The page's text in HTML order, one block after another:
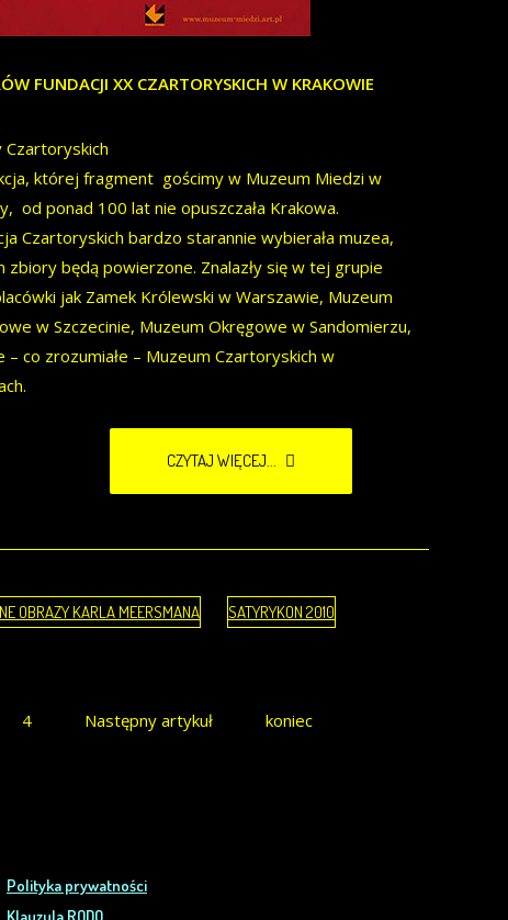
FUNDACJI XX CZARTORYSKICH W KRAKOWIE
Czartoryskich
której fragment gościmy w Muzeum Miedzi w
od ponad 100 lat nie opuszczała Krakowa.
Czartoryskich bardzo starannie wybierała muzea,
zbiory będą powierzone. Znalazły się w tej grupie
jak Zamek Królewski w Warszawie, Muzeum
w Szczecinie, Muzeum Okręgowe w Sandomierzu,
– co zrozumiałe – Muzeum Czartoryskich w
CZYTAJ WIĘCEJ...
OBRAZY KARLA MEERSMANA SATYRYKON 2010
4 Następny artykuł koniec
Polityka prywatności